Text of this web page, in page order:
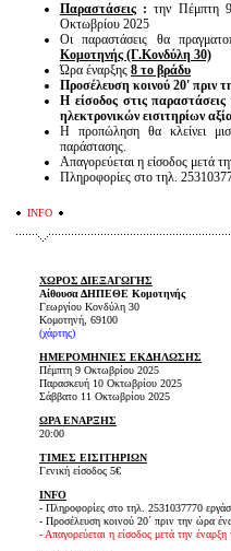
Παραστάσεις :την Πέμπτη
Οκτωβρίου 2025
Οι παραστάσεις θα
Κομοτηνής (Γ.Κονδύλη 30)
Ώρα έναρξης 8 το βράδυ
Προσέλευση κοινού 20' πριν
Η είσοδος στις
ηλεκτρονικών εισιτηρίων
Η προπώληση θα κλείνει
παράστασης.
Απαγορεύεται η είσοδος μετά
Πληροφορίες στο τηλ.
INFO
ΧΩΡΟΣ ΔΙΕΞΑΓΩΓΗΣ
Αίθουσα ΔΗΠΕΘΕ Κομοτηνής
Γεωργίου Κονδύλη 30
Κομοτηνή, 69100
(χάρτης)
ΗΜΕΡΟΜΗΝΙΕΣ ΕΚΔΗΛΩΣΗΣ
Πέμπτη 9 Οκτωβρίου 2025
Παρασκευή 10 Οκτωβρίου 2025
Σάββατο 11 Οκτωβρίου 2025
ΩΡΑ ΕΝΑΡΞΗΣ
20:00
ΤΙΜΕΣ ΕΙΣΙΤΗΡΙΩΝ
Γενική είσοδος 5€
INFO
- Πληροφορίες στο τηλ. 2531037770
- Προσέλευση κοινού 20΄ πριν την ώρα
- Απαγορεύεται η είσοδος μετά την έναρξη